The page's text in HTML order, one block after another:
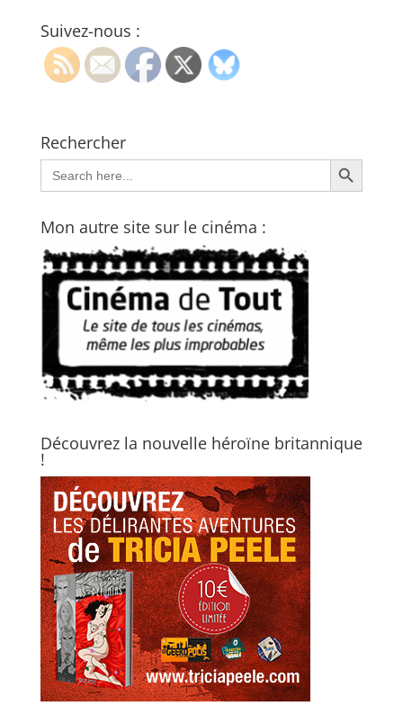
Suivez-nous :
Rechercher
Search
for:
Search Button
Mon autre site sur le cinéma :
Découvrez la nouvelle héroïne britannique
!